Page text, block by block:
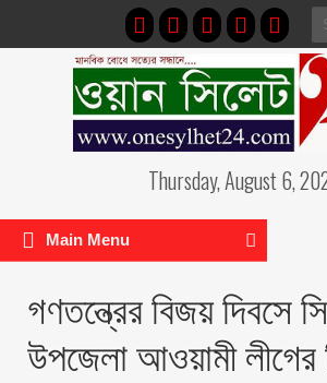
Thursday, August 6,
Main Menu
গণতন্ত্রের বিজয় দিবসে
উপজেলা আওয়ামী লীগের